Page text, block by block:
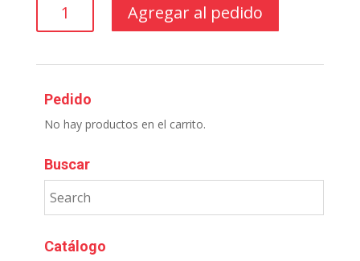
Agregar al pedido
Pedido
No hay productos en el carrito.
Buscar
Catálogo